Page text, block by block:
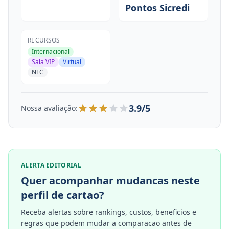
Pontos Sicredi
RECURSOS
Internacional
Sala VIP
Virtual
NFC
Nossa avaliação: 3.9/5
ALERTA EDITORIAL
Quer acompanhar mudancas neste
perfil de cartao?
Receba alertas sobre rankings, custos, beneficios e
regras que podem mudar a comparacao antes de